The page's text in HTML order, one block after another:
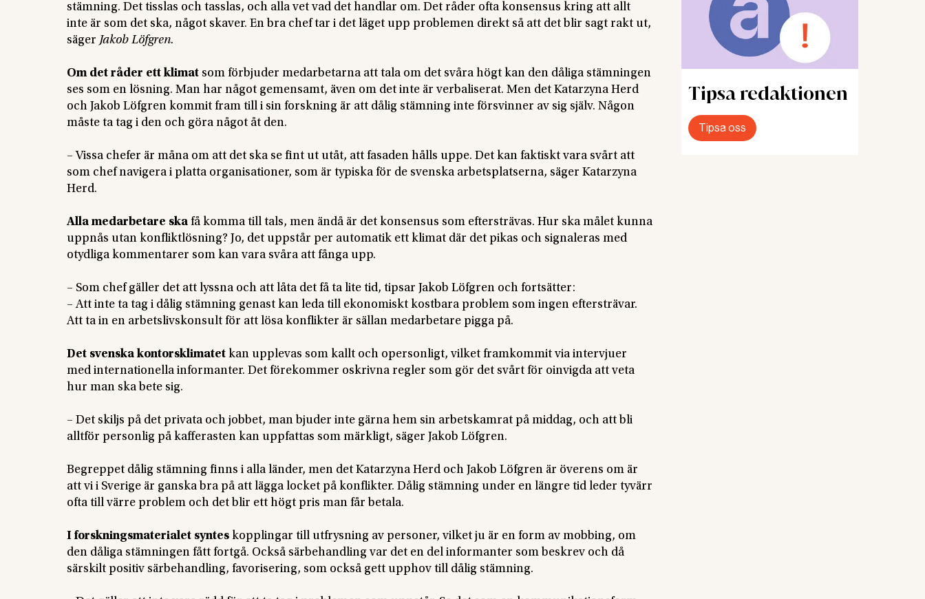
stämning. Det tisslas och tasslas, och alla vet vad det handlar om. Det råder ofta konsensus kring att allt
inte är som det ska, något skaver. En bra chef tar i det läget upp problemen direkt så att det blir sagt rakt ut,
säger Jakob Löfgren.
Om det råder ett klimat som förbjuder medarbetarna att tala om det svåra högt kan den dåliga stämningen
ses som en lösning. Man har något gemensamt, även om det inte är verbaliserat. Men det Katarzyna Herd
och Jakob Löfgren kommit fram till i sin forskning är att dålig stämning inte försvinner av sig själv. Någon
måste ta tag i den och göra något åt den.
– Vissa chefer är måna om att det ska se fint ut utåt, att fasaden hålls uppe. Det kan faktiskt vara svårt att
som chef navigera i platta organisationer, som är typiska för de svenska arbetsplatserna, säger Katarzyna
Herd.
Alla medarbetare ska få komma till tals, men ändå är det konsensus som eftersträvas. Hur ska målet kunna
uppnås utan konfliktlösning? Jo, det uppstår per automatik ett klimat där det pikas och signaleras med
otydliga kommentarer som kan vara svåra att fånga upp.
– Som chef gäller det att lyssna och att låta det få ta lite tid, tipsar Jakob Löfgren och fortsätter:
– Att inte ta tag i dålig stämning genast kan leda till ekonomiskt kostbara problem som ingen eftersträvar.
Att ta in en arbetslivskonsult för att lösa konflikter är sällan medarbetare pigga på.
Det svenska kontorsklimatet kan upplevas som kallt och opersonligt, vilket framkommit via intervjuer
med internationella informanter. Det förekommer oskrivna regler som gör det svårt för oinvigda att veta
hur man ska bete sig.
– Det skiljs på det privata och jobbet, man bjuder inte gärna hem sin arbetskamrat på middag, och att bli
alltför personlig på kafferasten kan uppfattas som märkligt, säger Jakob Löfgren.
Begreppet dålig stämning finns i alla länder, men det Katarzyna Herd och Jakob Löfgren är överens om är
att vi i Sverige är ganska bra på att lägga locket på konflikter. Dålig stämning under en längre tid leder tyvärr
ofta till värre problem och det blir ett högt pris man får betala.
I forskningsmaterialet syntes kopplingar till utfrysning av personer, vilket ju är en form av mobbing, om
den dåliga stämningen fått fortgå. Också särbehandling var det en del informanter som beskrev och då
särskilt positiv särbehandling, favorisering, som också gett upphov till dålig stämning.
Tipsa redaktionen
Tipsa oss